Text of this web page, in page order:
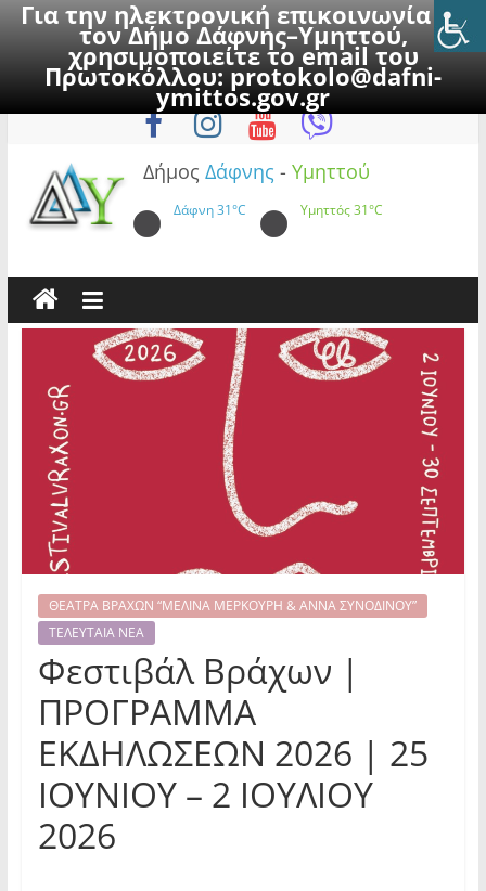
Για την ηλεκτρονική επικοινωνία με
τον Δήμο Δάφνης–Υμηττού,
χρησιμοποιείτε το email του
Πρωτοκόλλου:protokolo@dafni-
ymittos.gov.gr
to
Σάββατο, 8 Αυγούστου 2026
Δήμος Δάφνης - Υμηττού
Δάφνη31°C Υμηττός31°C
ΘΕΑΤΡΑ ΒΡΑΧΩΝ “ΜΕΛΙΝΑ ΜΕΡΚΟΥΡΗ & ΑΝΝΑ ΣΥΝΟΔΙΝΟΥ”
ΤΕΛΕΥΤΑΙΑ ΝΕΑ
Φεστιβάλ Βράχων |
ΠΡΟΓΡΑΜΜΑ
ΕΚΔΗΛΩΣΕΩΝ 2026 | 25
ΙΟΥΝΙΟΥ – 2 ΙΟΥΛΙΟΥ
2026